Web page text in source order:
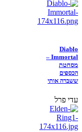
Diablo
Immortal –
מסחטת
הכספים
ששברה אותי
עדי פרל